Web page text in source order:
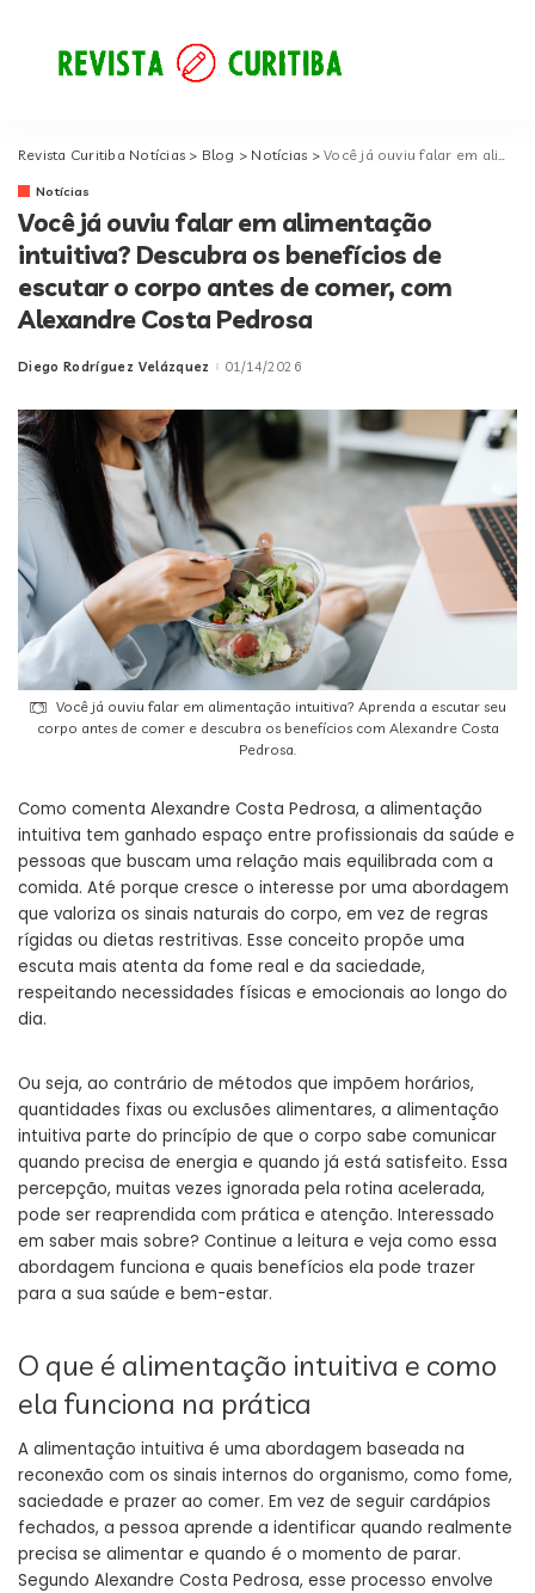
Revista Curitiba Notícias > Blog > Notícias >Você já ouviu falar em alimentação intuitiva? Descubra os benefícios de escutar o corpo antes de comer, com Alexandre Costa Pedrosa
Notícias
Você já ouviu falar em alimentação
intuitiva? Descubra os benefícios de
escutar o corpo antes de comer, com
Alexandre Costa Pedrosa
Posted
Diego Rodríguez Velázquez 01/14/2026
Você já ouviu falar em alimentação intuitiva? Aprenda a escutar seu
corpo antes de comer e descubra os benefícios com Alexandre Costa
Pedrosa.
Como comenta Alexandre Costa Pedrosa, a alimentação
intuitiva tem ganhado espaço entre profissionais da saúde e
pessoas que buscam uma relação mais equilibrada com a
comida. Até porque cresce o interesse por uma abordagem
que valoriza os sinais naturais do corpo, em vez de regras
rígidas ou dietas restritivas. Esse conceito propõe uma
escuta mais atenta da fome real e da saciedade,
respeitando necessidades físicas e emocionais ao longo do
dia.
Ou seja, ao contrário de métodos que impõem horários,
quantidades fixas ou exclusões alimentares, a alimentação
intuitiva parte do princípio de que o corpo sabe comunicar
quando precisa de energia e quando já está satisfeito. Essa
percepção, muitas vezes ignorada pela rotina acelerada,
pode ser reaprendida com prática e atenção. Interessado
em saber mais sobre? Continue a leitura e veja como essa
abordagem funciona e quais benefícios ela pode trazer
para a sua saúde e bem-estar.
O que é alimentação intuitiva e como
ela funciona na prática
A alimentação intuitiva é uma abordagem baseada na
reconexão com os sinais internos do organismo, como fome,
saciedade e prazer ao comer. Em vez de seguir cardápios
fechados, a pessoa aprende a identificar quando realmente
precisa se alimentar e quando é o momento de parar.
Segundo Alexandre Costa Pedrosa, esse processo envolve